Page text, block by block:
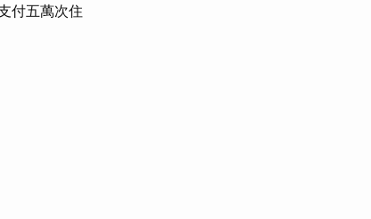
付五萬次住